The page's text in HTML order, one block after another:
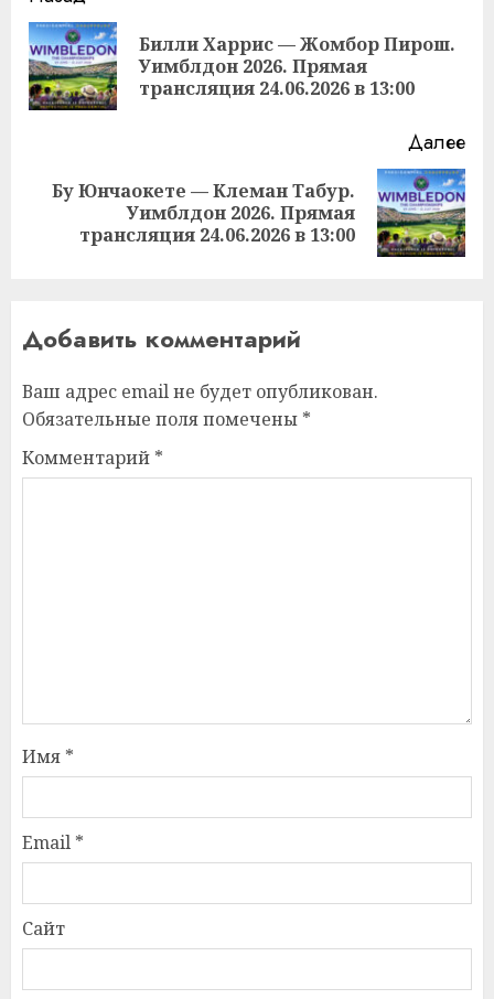
чтение
Билли Харрис — Жомбор Пирош.
Уимблдон 2026. Прямая
трансляция 24.06.2026 в 13:00
Далее
Следующая
запись:
Бу Юнчаокете — Клеман Табур.
Уимблдон 2026. Прямая
трансляция 24.06.2026 в 13:00
Добавить комментарий
Ваш адрес email не будет опубликован.
Обязательные поля помечены *
Комментарий *
Имя *
Email *
Сайт